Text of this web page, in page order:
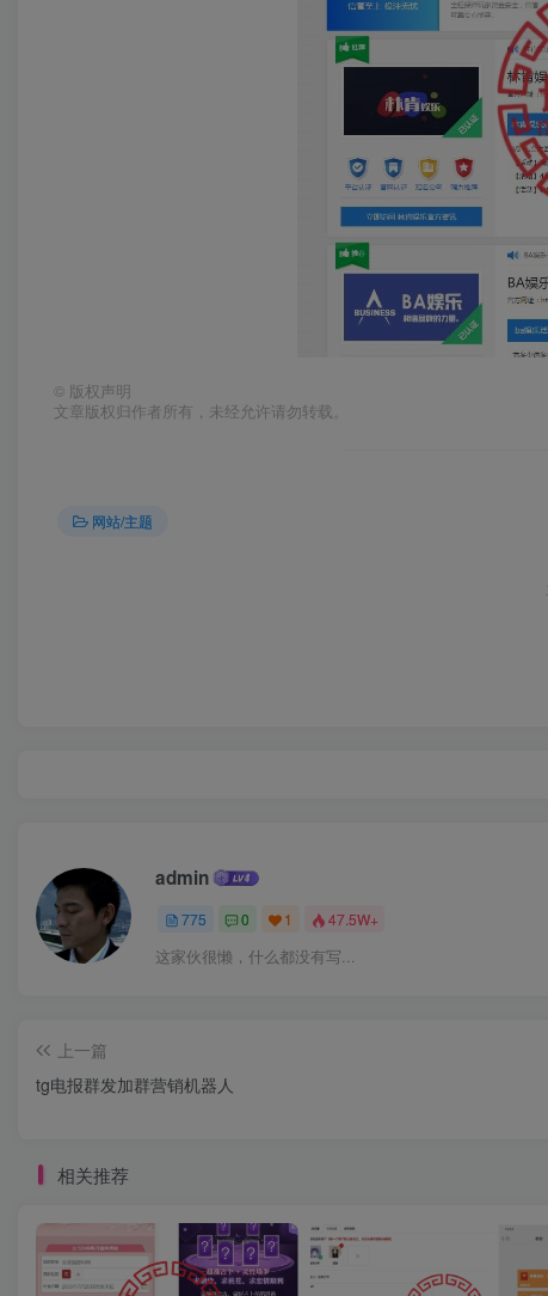
© 版权声明
文章版权归作者所有，未经允许请勿转载。
网站/主题
admin
775 0 1 47.5W+
这家伙很懒，什么都没有写...
上一篇
tg电报群发加群营销机器人
相关推荐